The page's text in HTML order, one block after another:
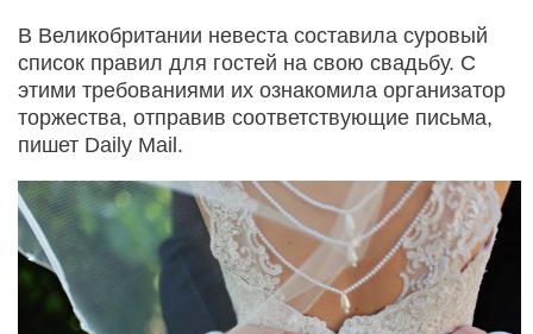
В Великобритании невеста составила суровый
список правил для гостей на свою свадьбу. С
этими требованиями их ознакомила организатор
торжества, отправив соответствующие письма,
пишет Daily Mail.